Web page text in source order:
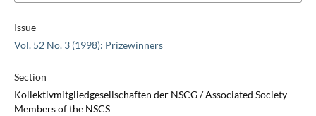
Issue
Vol. 52 No. 3 (1998): Prizewinners
Section
Kollektivmitgliedgesellschaften der NSCG / Associated Society
Members of the NSCS